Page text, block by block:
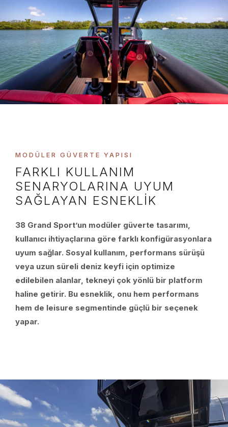
MODÜLER GÜVERTE YAPISI
FARKLI KULLANIM
SENARYOLARINA UYUM
SAĞLAYAN ESNEKLIK
38 Grand Sport’un modüler güverte tasarımı,
kullanıcı ihtiyaçlarına göre farklı konfigürasyonlara
uyum sağlar. Sosyal kullanım, performans sürüşü
veya uzun süreli deniz keyfi için optimize
edilebilen alanlar, tekneyi çok yönlü bir platform
haline getirir. Bu esneklik, onu hem performans
hem de leisure segmentinde güçlü bir seçenek
yapar.